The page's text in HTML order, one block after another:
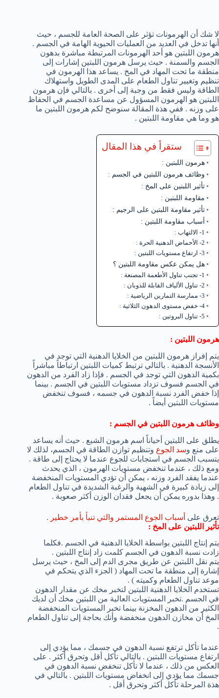
لا شك أن الهرمونات تؤثر على الصحة العامة للجسم ، حيث
أنها تدخل في العديد من العمليات الحيوية الهامة في الجسم .
هرمون اللبتين هو أحد الهرمونات المرتبطة مباشرة بدهون
الجسم والسمنة . حيث يرسل هرمون اللبتين إشارات إلى
منطقة ما تحت المهاد في المخ . يساعد هذا الهرمون في
تنظيم وتغيير تناول الطعام على المدى الطويل واستهلاك
الطاقة وليس فقط من وجبة إلى أخرى . بالتالي فإن هرمون
اللبتين هو الهرمون المسؤول عن مساعدة الجسم في الحفاظ
على وزنه . ففي هذة المقالة سنوضح لكم هرمون اللبتين ما
هو وما هي مقاومة اللبتين .
ستقرأ في هذا المقال
هرمون اللبتين :
وظائف هرمون اللبتين في الجسم :
تأثير اللبتين على المخ :
مقاومة اللبتين :
تأثير مقاومة اللبتين على الرجيم :
أسباب مقاومة اللبتين :
1- الالتهاب :
2- الأحماض الدهنية الحرة :
3- ارتفاع مستويات اللبتين :
هل يمكن عكس مقاومة اللبتين ؟
1- تجنب تناول الأطعمة المصنعة :
2- تناول الألياف القابلة للذوبان :
3- ممارسة التمارين الرياضية :
4- خفض مستوى الدهون الثلاثية :
5- تناول البروتين :
هرمون اللبتين :
يتم إفراز هرمون اللبتين من الخلايا الدهنية التي توجد في
الأنسجة الدهنية . بالتالي ترتبط كميات اللبتين ارتباطاً مباشراً
بكمية الدهون التي توجد في الجسم . فإذا زاد الفرد من الدهون
في الجسم فسوف تزداد مستويات اللبتين في الجسم . بينما
إذا خفض الفرد نسبة الدهون في جسمه ، فسوف تنخفض
مستويات اللبتين أيضاً .
وظائف هرمون اللبتين في الجسم :
يطلق على اللبتين أحياناً اسم هرمون الشبع . حيث أنه يساعد
على منع وسد الجوع وتنظيم توازن الطاقة في الجسم، لذلك لا
يتسبب الجسم في استجابات للجوع عندما لا يحتاج إلى طاقة .
ومع ذلك ، عندما تنخفض مستويات الهرمون ، الذي يحدث
عندما يفقد الفرد وزنه ، يمكن أن تؤدي المستويات المنخفضة
إلى زيادة كبيرة في الشهية والرغبة الشديدة في تناول الطعام
. وهذا بدوره يمكن أن يجعل فقدان الوزن أكثر صعوبة .
تعرق على أسباب الجوع المستمر والتي تنبأ بأمر خطير .
تأثير اللبتين على المخ :
يتم إنتاج اللبتين بواسطة الخلايا الدهنية في الجسم .فكلما
زادت نسبة الدهون في الجسم كلمت زاد إنتاج اللبتين .
يتم نقل اللبتين عن طريق مجرى الدم إلى المخ ، حيث يرسل
إشارة إلى منطقة ما تحت المهاد ( الجزء الذي يتحكم في
موعد تناول الطعام وكميته ) .
تستخدم الخلايا الدهنية اللبتين لتخبر مخك عن مقدار الدهون
في الجسم .تخبر المستويات العالية من اللبتين مخك أن لديك
الكثير من الدهون المخزنة بينما تخبر المستويات المنخفضة
المخ أن مخازن الدهون منخفضة وأنك بحاجة إلى تناول الطعام
.
عندما تأكل ترتفع نسبة الدهون في جسمك ، مما يؤدي إلى
ارتفاع مستويات اللبتين . بالتالي تأكل أقل وتحرق أكثر . على
العكس من ذلك ، عندما لا تأكل تنخفض نسبة الدهون في
جسمك مما يؤدي إلى انخفاض مستويات اللبتين . بالتالي في
هذة المرحلة تأكل أكثر وتحرق أقل .